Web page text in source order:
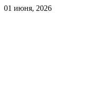
01 июня, 2026